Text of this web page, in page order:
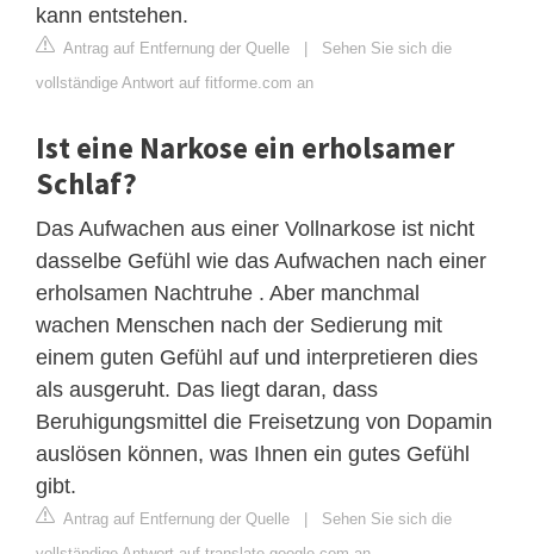
kann entstehen.
Antrag auf Entfernung der Quelle | Sehen Sie sich die
vollständige Antwort auf fitforme.com an
Ist eine Narkose ein erholsamer
Schlaf?
Das Aufwachen aus einer Vollnarkose ist nicht
dasselbe Gefühl wie das Aufwachen nach einer
erholsamen Nachtruhe . Aber manchmal
wachen Menschen nach der Sedierung mit
einem guten Gefühl auf und interpretieren dies
als ausgeruht. Das liegt daran, dass
Beruhigungsmittel die Freisetzung von Dopamin
auslösen können, was Ihnen ein gutes Gefühl
gibt.
Antrag auf Entfernung der Quelle | Sehen Sie sich die